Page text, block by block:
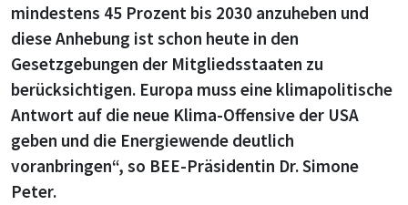
mindestens 45 Prozent bis 2030 anzuheben und
diese Anhebung ist schon heute in den
Gesetzgebungen der Mitgliedsstaaten zu
berücksichtigen. Europa muss eine klimapolitische
Antwort auf die neue Klima-Offensive der USA
geben und die Energiewende deutlich
voranbringen“, so BEE-Präsidentin Dr. Simone
Peter.